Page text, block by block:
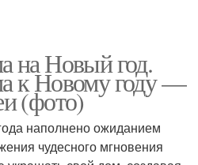
на Новый год.
к Новому году —
(фото)
наполнено ожиданием
чудесного мгновения